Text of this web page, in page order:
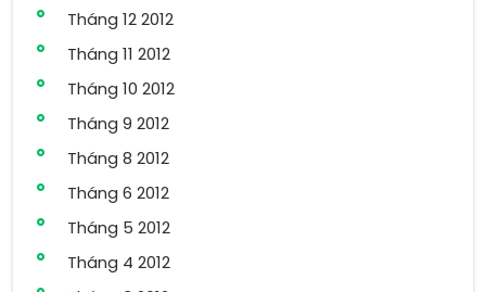
Tháng 12 2012
Tháng 11 2012
Tháng 10 2012
Tháng 9 2012
Tháng 8 2012
Tháng 6 2012
Tháng 5 2012
Tháng 4 2012